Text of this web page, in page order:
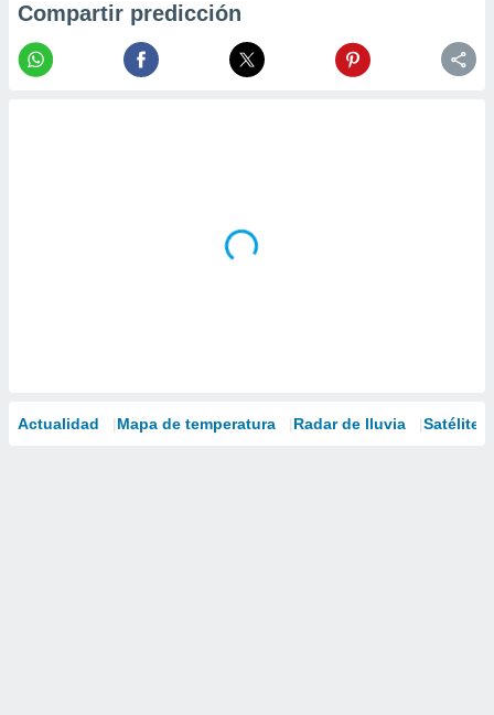
Compartir predicción
Actualidad Mapa de temperatura Radar de lluvia Satélites